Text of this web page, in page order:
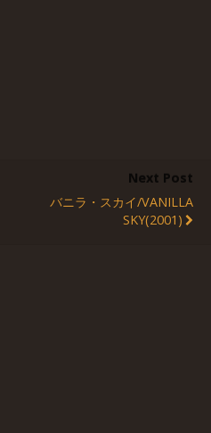
Next Post
バニラ・スカイ/VANILLA
SKY(2001)